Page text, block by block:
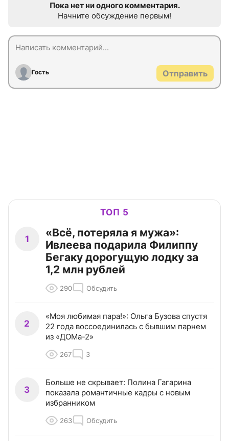
Пока нет ни одного комментария.
Начните обсуждение первым!
Гость Отправить
ТОП 5
1
«Всё, потеряла я мужа»:
Ивлеева подарила Филиппу
Бегаку дорогущую лодку за
1,2 млн рублей
290 Обсудить
2
«Моя любимая пара!»: Ольга Бузова спустя
22 года воссоединилась с бывшим парнем
из «ДОМа-2»
267 3
3
Больше не скрывает: Полина Гагарина
показала романтичные кадры с новым
избранником
263 Обсудить